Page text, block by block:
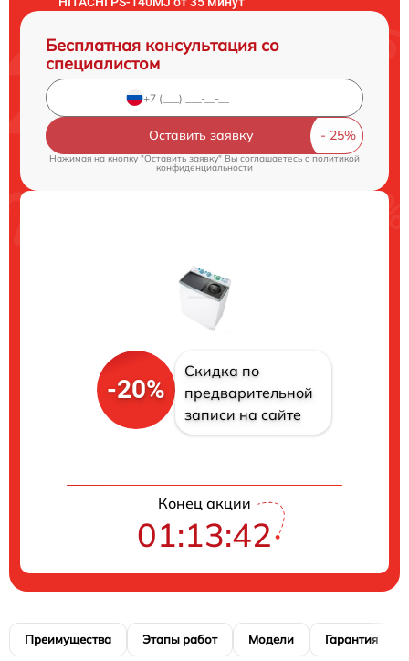
Бесплатная консультация со
специалистом
Оставить заявку
Нажимая на кнопку "Оставить заявку" Вы соглашаетесь cполитикой
конфиденциальности
-20%
Скидка по
предварительной
записи на сайте
Конец акции
01:13:41
Преимущества Этапы работ Модели Гарантия